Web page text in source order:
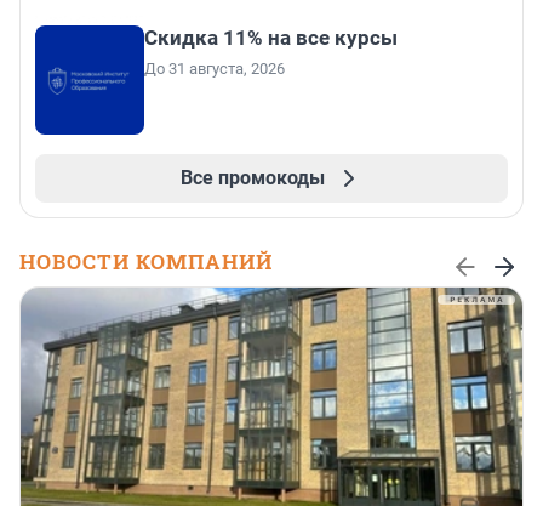
Скидка 11% на все курсы
До 31 августа, 2026
Все промокоды
НОВОСТИ КОМПАНИЙ